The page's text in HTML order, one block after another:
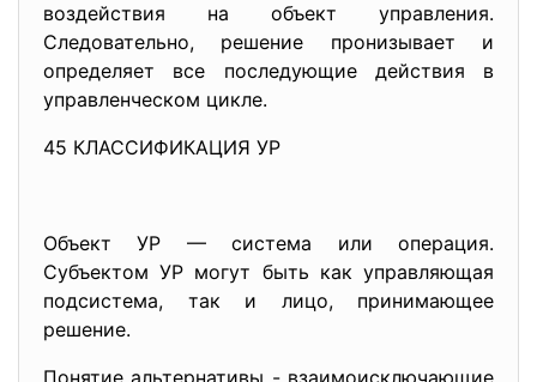
воздействия на объект управления.
Следовательно, решение пронизывает и
определяет все последующие действия в
управленческом цикле.
45 КЛАССИФИКАЦИЯ УР
Объект УР — система или операция.
Субъектом УР могут быть как управляющая
подсистема, так и лицо, принимающее
решение.
Понятие альтернативы - взаимоисключающие